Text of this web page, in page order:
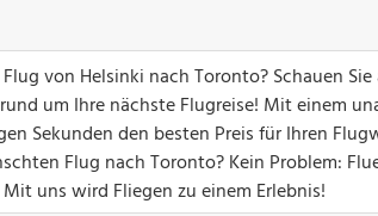
von Helsinki nach Toronto? Schauen
um Ihre nächste Flugreise! Mit einem
Sekunden den besten Preis für Ihren
Flug nach Toronto? Kein Problem:
uns wird Fliegen zu einem Erlebnis!